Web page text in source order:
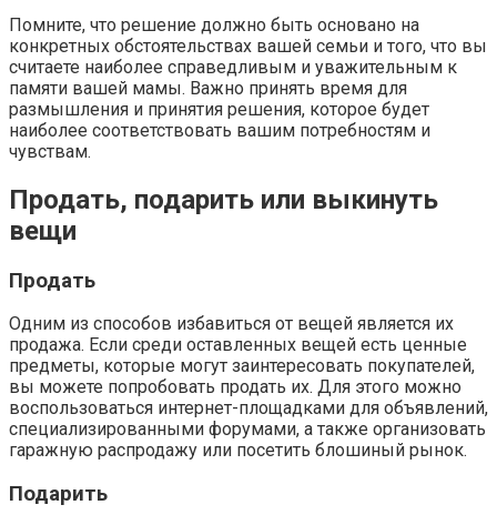
Помните, что решение должно быть основано на
конкретных обстоятельствах вашей семьи и того, что вы
считаете наиболее справедливым и уважительным к
памяти вашей мамы. Важно принять время для
размышления и принятия решения, которое будет
наиболее соответствовать вашим потребностям и
чувствам.
Продать, подарить или выкинуть
вещи
Продать
Одним из способов избавиться от вещей является их
продажа. Если среди оставленных вещей есть ценные
предметы, которые могут заинтересовать покупателей,
вы можете попробовать продать их. Для этого можно
воспользоваться интернет-площадками для объявлений,
специализированными форумами, а также организовать
гаражную распродажу или посетить блошиный рынок.
Подарить